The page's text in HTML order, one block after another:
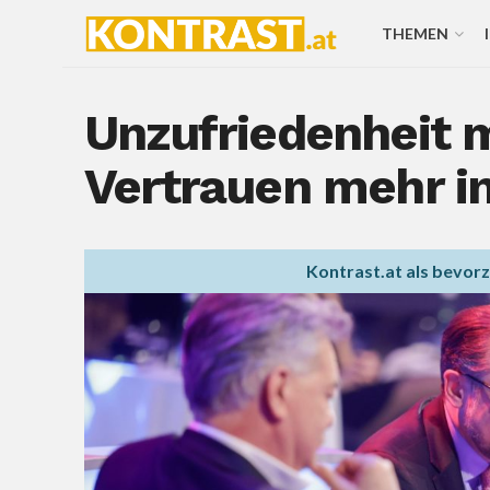
THEMEN
Unzufriedenheit
Vertrauen mehr
Kontrast.at als